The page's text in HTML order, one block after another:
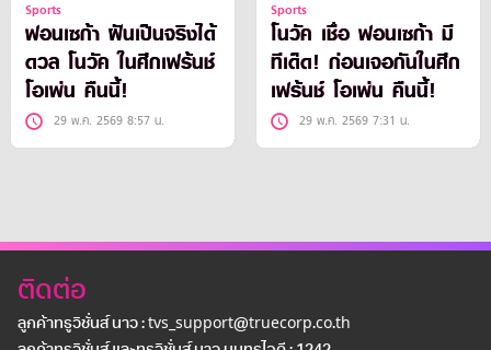
Sports
ฟอนเซก้า ฝันเป็นจริงได้
ดวล โนวัค ในศึกเฟร้นช์
โอเพ่น คืนนี้!
29 พ.ค. 2569 8:57 น.
Sports
โนวัค เชื่อ ฟอนเซก้า มี
ทีเด็ด! ก่อนเจอกันในศึก
เฟร้นช์ โอเพ่น คืนนี้!
29 พ.ค. 2569 7:31 น.
ติดต่อ
ลูกค้าทรูวิชั่นส์ นาว : tvs_support@truecorp.co.th